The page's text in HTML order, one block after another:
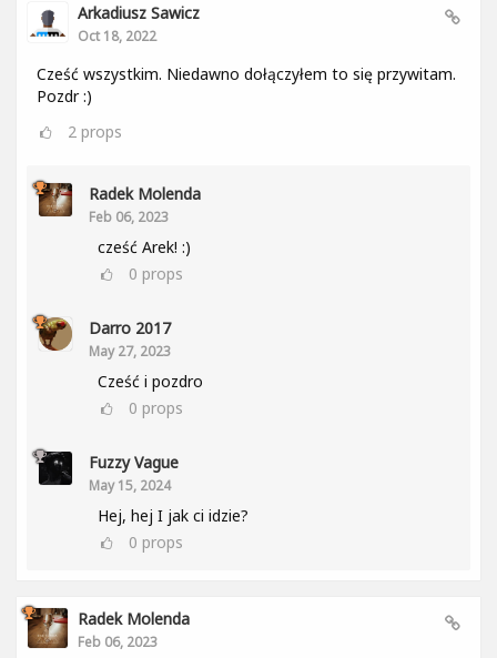
Arkadiusz Sawicz
Oct 18, 2022
Cześć wszystkim. Niedawno dołączyłem to się przywitam.
Pozdr :)
2 props
Radek Molenda
Feb 06, 2023
cześć Arek! :)
0 props
Darro 2017
May 27, 2023
Cześć i pozdro
0 props
Fuzzy Vague
May 15, 2024
Hej, hej I jak ci idzie?
0 props
Radek Molenda
Feb 06, 2023